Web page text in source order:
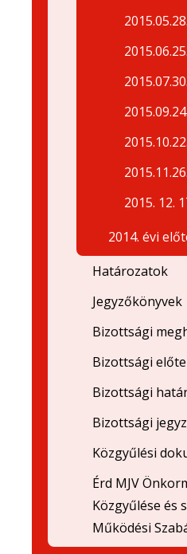
2015.05.28.
2015.06.25.
2015.09.24.
2015.10.22.
2015.11.26.
2015. 12.
2014. évi
Határozatok
Jegyzőkönyvek
Bizottsági
Bizottsági
Bizottsági
Bizottsági
Közgyűlési
Érd MJV
Közgyűlése és
Működési